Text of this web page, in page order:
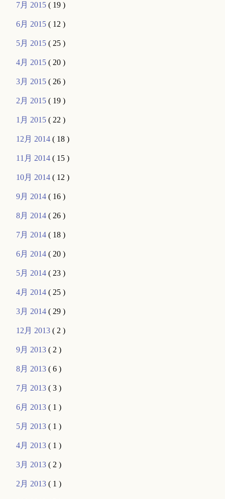
7月 2015( 19 )
6月 2015( 12 )
5月 2015( 25 )
4月 2015( 20 )
3月 2015( 26 )
2月 2015( 19 )
1月 2015( 22 )
12月 2014( 18 )
11月 2014( 15 )
10月 2014( 12 )
9月 2014( 16 )
8月 2014( 26 )
7月 2014( 18 )
6月 2014( 20 )
5月 2014( 23 )
4月 2014( 25 )
3月 2014( 29 )
12月 2013( 2 )
9月 2013( 2 )
8月 2013( 6 )
7月 2013( 3 )
6月 2013( 1 )
5月 2013( 1 )
4月 2013( 1 )
3月 2013( 2 )
2月 2013( 1 )